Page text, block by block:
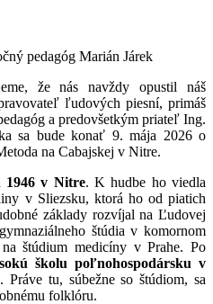
pedagóg Marián Járek
že nás navždy opustil náš
ľudových piesní, primáš
a predovšetkým priateľ Ing.
sa bude konať 9. mája 2026 o
na Cabajskej v Nitre.
1946 v Nitre. K hudbe ho viedla
v Sliezsku, ktorá ho od piatich
základy rozvíjal na Ľudovej
štúdia v komornom
štúdium medicíny v Prahe. Po
školu poľnohospodársku v
tu, súbežne so štúdiom, sa
folklóru.